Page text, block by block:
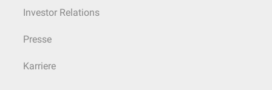
Investor Relations
Presse
Karriere